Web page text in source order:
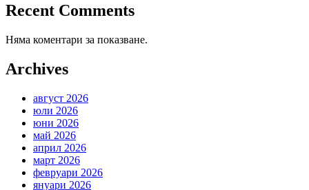
Recent Comments
Няма коментари за показване.
Archives
август 2026
юли 2026
юни 2026
май 2026
април 2026
март 2026
февруари 2026
януари 2026